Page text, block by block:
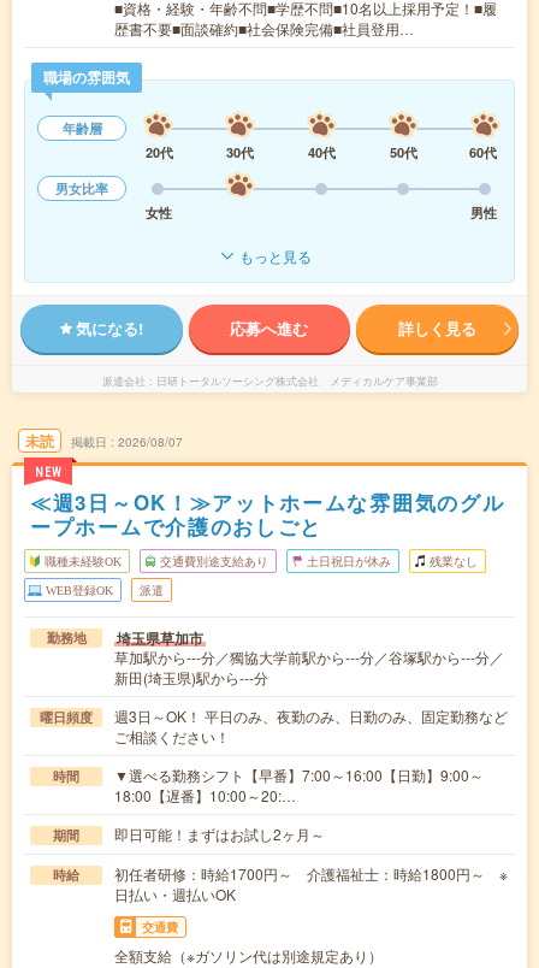
■資格・経験・年齢不問■学歴不問■10名以上採用予定！■履
歴書不要■面談確約■社会保険完備■社員登用…
職場の雰囲気
年齢層
20代
30代 40代 50代
60代
男女比率
女性
男性
もっと見る
気になる! 応募へ進む 詳しく見る
派遣会社 日研トータルソーシング株式会社 メディカルケア事業部
未読
NEW
掲載日 2026/08/07
≪週3日～OK！≫アットホームな雰囲気のグル
ープホームで介護のおしごと
職種未経験OK 交通費別途支給あり 土日祝日が休み 残業なし
WEB登録OK 派遣
勤務地 埼玉県草加市
草加駅から---分／獨協大学前駅から---分／谷塚駅から---分／
新田(埼玉県)駅から---分
曜日頻度
週3日～OK！ 平日のみ、夜勤のみ、日勤のみ、固定勤務など
ご相談ください！
時間
▼選べる勤務シフト【早番】7:00～16:00【日勤】9:00～
18:00【遅番】10:00～20:…
期間 即日可能！まずはお試し2ヶ月～
時給
初任者研修：時給1700円～ 介護福祉士：時給1800円～ ※
日払い・週払いOK
交通費
全額支給（※ガソリン代は別途規定あり）